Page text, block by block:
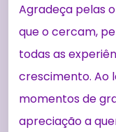
Agradeça pelas
que o cercam,
todas as
crescimento. Ao
momentos de
apreciação a